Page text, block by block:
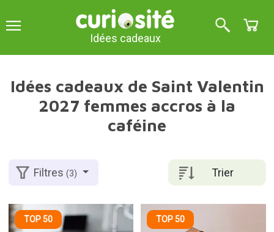
Idées cadeaux
Idées cadeaux de Saint Valentin
2027 femmes accros à la
caféine
Trier
Filtres(3)
TOP 50 TOP 50